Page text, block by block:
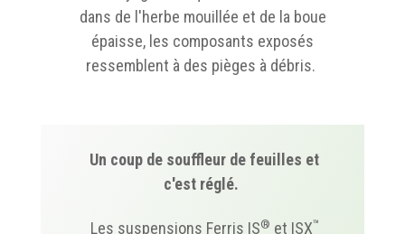
dans de l'herbe mouillée et de la boue
épaisse, les composants exposés
ressemblent à des pièges à débris.
Un coup de souffleur de feuilles et
c'est réglé.
Les suspensions Ferris IS® et ISX™